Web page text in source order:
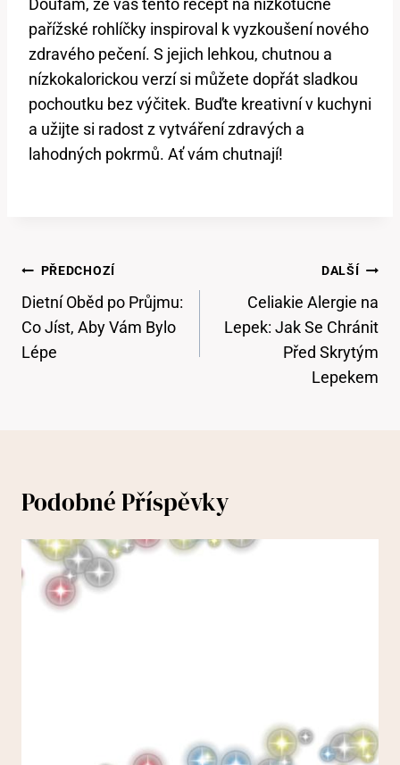
Doufám, že vás tento recept na nízkotučné
pařížské rohlíčky inspiroval k vyzkoušení nového
zdravého pečení. S jejich lehkou, chutnou a
nízkokalorickou verzí si můžete dopřát sladkou
pochoutku bez výčitek. Buďte kreativní v kuchyni
a užijte si radost z vytváření zdravých a
lahodných pokrmů. Ať vám chutnají!
Navigace
Pro
Příspěvek
PŘEDCHOZÍ
Dietní Oběd po Průjmu:
Co Jíst, Aby Vám Bylo
Lépe
DALŠÍ
Celiakie Alergie na
Lepek: Jak Se Chránit
Před Skrytým
Lepekem
Podobné Příspěvky